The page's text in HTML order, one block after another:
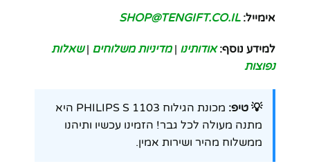
אימייל: SHOP@TENGIFT.CO.IL
למידע נוסף: אודותינו |מדיניות משלוחים |שאלות
נפוצות
💡 טיפ:
מכונת הגילוח PHILIPS S 1103 היא
מתנה מעולה לכל גבר! הזמינו עכשיו ותיהנו
ממשלוח מהיר ושירות אמין.